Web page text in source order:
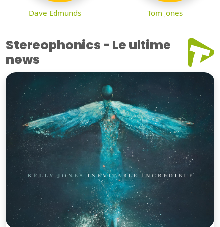
Dave Edmunds Tom Jones
Stereophonics - Le ultime
news